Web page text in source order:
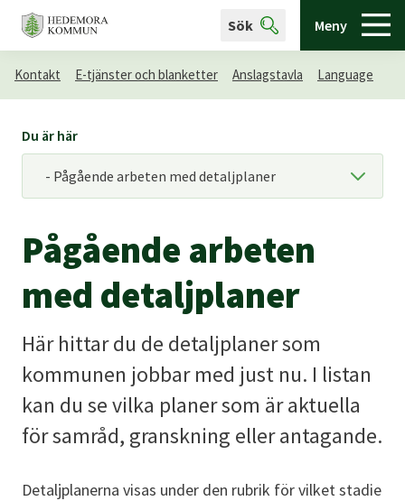
Sök Meny
Kontakt E-tjänster och blanketter Anslagstavla Language
Pågående arbeten
med detaljplaner
Här hittar du de detaljplaner som
kommunen jobbar med just nu. I listan
kan du se vilka planer som är aktuella
för samråd, granskning eller antagande.
Detaljplanerna visas under den rubrik för vilket stadie
Du är här